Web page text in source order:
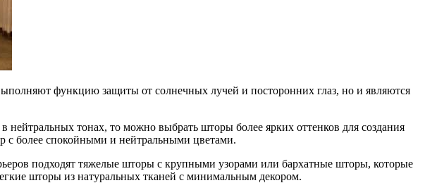
функцию защиты от солнечных лучей и посторонних глаз, но и являются
тонах, то можно выбрать шторы более ярких оттенков для создания
с более спокойными и нейтральными цветами.
подходят тяжелые шторы с крупными узорами или бархатные шторы, которые
шторы из натуральных тканей с минимальным декором.